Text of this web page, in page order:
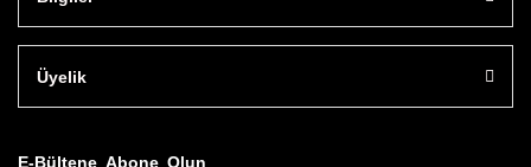
Üyelik
E-Bültene Abone Olun